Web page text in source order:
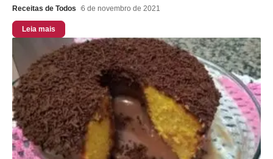
Receitas de Todos 6 de novembro de 2021
Leia mais